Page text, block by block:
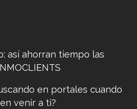
así ahorran tiempo las
en portales cuando
venir a ti?